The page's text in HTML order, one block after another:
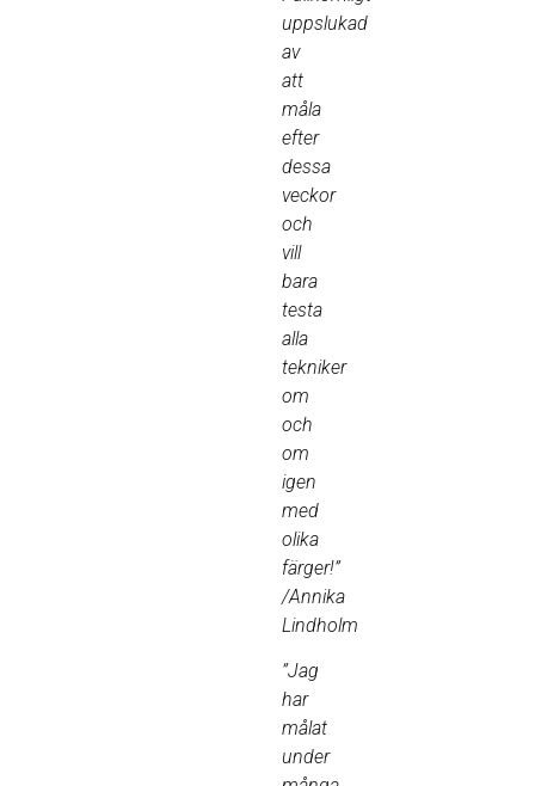
uppslukad
av
att
måla
efter
dessa
veckor
och
vill
bara
testa
alla
tekniker
om
och
om
igen
med
olika
färger!”
/Annika
Lindholm
”Jag
har
målat
under